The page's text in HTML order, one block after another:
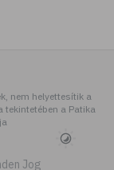
nem helyettesítik a
tekintetében a Patika
Jog